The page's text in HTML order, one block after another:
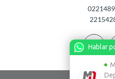
Hablar